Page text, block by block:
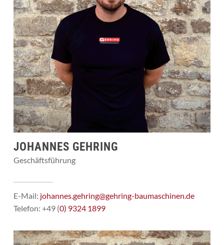
JOHANNES GEHRING
Geschäftsführung
E-Mail: johannes.gehring@gehring-baumaschinen.de
Telefon: +49 (0) 9324 1899